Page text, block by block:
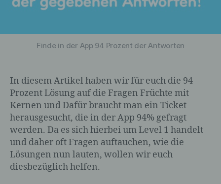
Finde in der App 94 Prozent der Antworten
In diesem Artikel haben wir für euch die 94
Prozent Lösung auf die Fragen Früchte mit
Kernen und Dafür braucht man ein Ticket
herausgesucht, die in der App 94% gefragt
werden. Da es sich hierbei um Level 1 handelt
und daher oft Fragen auftauchen, wie die
Lösungen nun lauten, wollen wir euch
diesbezüglich helfen.